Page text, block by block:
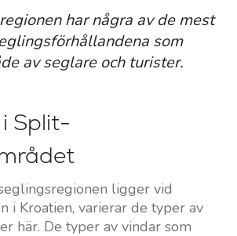
har några av de mest
som
av seglare och turister.
Split-
ligger vid
i Kroatien, varierar de typer av
här. De typer av vindar som